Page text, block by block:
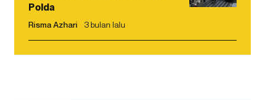
Polda
Risma Azhari 3 bulan lalu